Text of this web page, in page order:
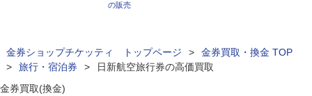
の販売
金券ショップチケッティ トップページ >
金券買取・換金 TOP
>
旅行・宿泊券 >
日新航空旅行券の高価買取
金券買取(換金)